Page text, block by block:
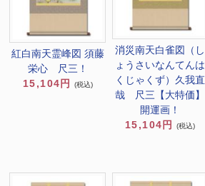
紅白南天霊峰図 須藤
栄心 尺三！
15,104円
(税込)
消災南天白雀図（し
ょうさいなんてんは
くじゃくず）久我直
哉 尺三【大特価】
開運画！
15,104円
(税込)